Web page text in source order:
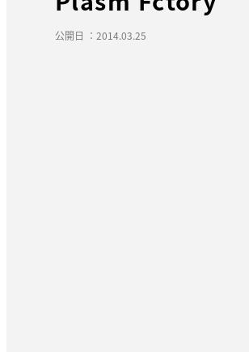
公開日 ：2014.03.25